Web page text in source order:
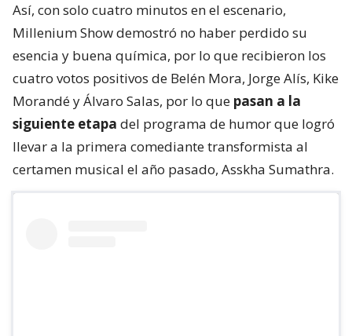
Así, con solo cuatro minutos en el escenario,
Millenium Show demostró no haber perdido su
esencia y buena química, por lo que recibieron los
cuatro votos positivos de Belén Mora, Jorge Alís, Kike
Morandé y Álvaro Salas, por lo que pasan a la
siguiente etapa del programa de humor que logró
llevar a la primera comediante transformista al
certamen musical el año pasado, Asskha Sumathra.